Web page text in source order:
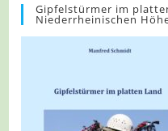
Gipfelstürmer im
Niederrheinischen